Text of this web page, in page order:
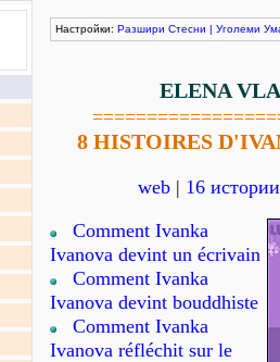
Настройки: Разшири Стесни | Уголеми
ELENA
8 HISTOIRES
web | 16
Comment Ivanka
Ivanova devint un écrivain
Comment Ivanka
Ivanova devint bouddhiste
Comment Ivanka
Ivanova réfléchit sur le